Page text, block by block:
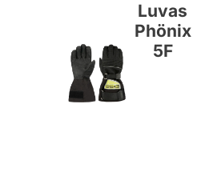
Luvas
Phönix
5F